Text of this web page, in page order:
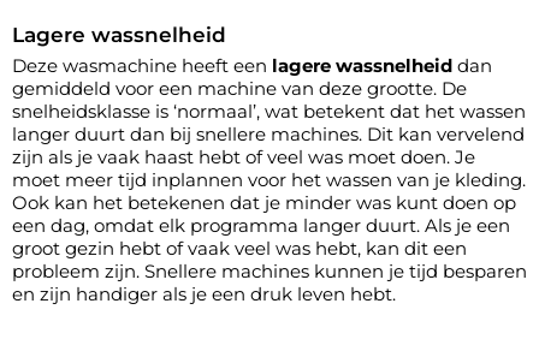
Lagere wassnelheid
Deze wasmachine heeft een lagere wassnelheid dan
gemiddeld voor een machine van deze grootte. De
snelheidsklasse is ‘normaal’, wat betekent dat het wassen
langer duurt dan bij snellere machines. Dit kan vervelend
zijn als je vaak haast hebt of veel was moet doen. Je
moet meer tijd inplannen voor het wassen van je kleding.
Ook kan het betekenen dat je minder was kunt doen op
een dag, omdat elk programma langer duurt. Als je een
groot gezin hebt of vaak veel was hebt, kan dit een
probleem zijn. Snellere machines kunnen je tijd besparen
en zijn handiger als je een druk leven hebt.